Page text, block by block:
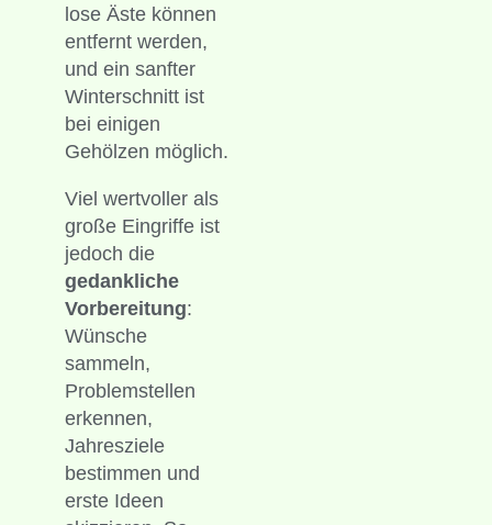
lose Äste können
entfernt werden,
und ein sanfter
Winterschnitt ist
bei einigen
Gehölzen möglich.
Viel wertvoller als
große Eingriffe ist
jedoch die
gedankliche
Vorbereitung:
Wünsche
sammeln,
Problemstellen
erkennen,
Jahresziele
bestimmen und
erste Ideen